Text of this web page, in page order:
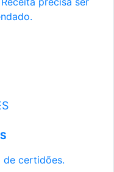
de certidões.